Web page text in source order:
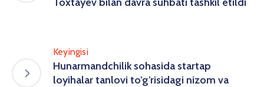
Keyingisi
Hunarmandchilik sohasida startap
loyihalar tanlovi to’g’risidagi nizom va